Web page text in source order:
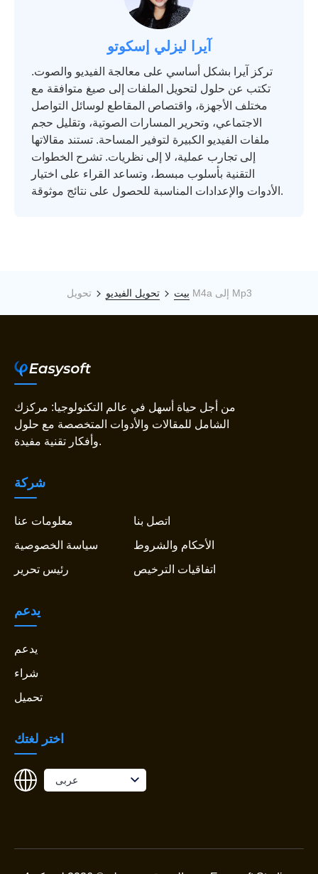
آيرا ليزلي إسكوتو
تركز آيرا بشكل أساسي على معالجة الفيديو والصوت.
تكتب عن حلول لتحويل الملفات إلى صيغ متوافقة مع
مختلف الأجهزة، واقتصاص المقاطع لوسائل التواصل
الاجتماعي، وتحرير المسارات الصوتية، وتقليل حجم
ملفات الفيديو الكبيرة لتوفير المساحة. تستند مقالاتها
إلى تجارب عملية، لا إلى نظريات. تشرح الخطوات
التقنية بأسلوب مبسط، وتساعد القراء على اختيار
الأدوات والإعدادات المناسبة للحصول على نتائج موثوقة.
بيت تحويل الفيديو تحويل M4a إلى Mp3
من أجل حياة أسهل في عالم التكنولوجيا: مركزك
الشامل للمقالات والأدوات المتخصصة مع حلول
وأفكار تقنية مفيدة.
شركة
معلومات عنا
اتصل بنا
سياسة الخصوصية
الأحكام والشروط
رئيس تحرير
اتفاقيات الترخيص
يدعم
يدعم
شراء
تحميل
اختر لغتك
عربى